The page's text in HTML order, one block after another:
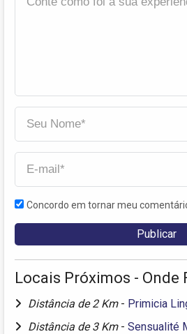
Concordo em tornar meu
Locais Próximos - Onde
Distância de 2 Km - Primicia
Distância de 3 Km - Sensualité